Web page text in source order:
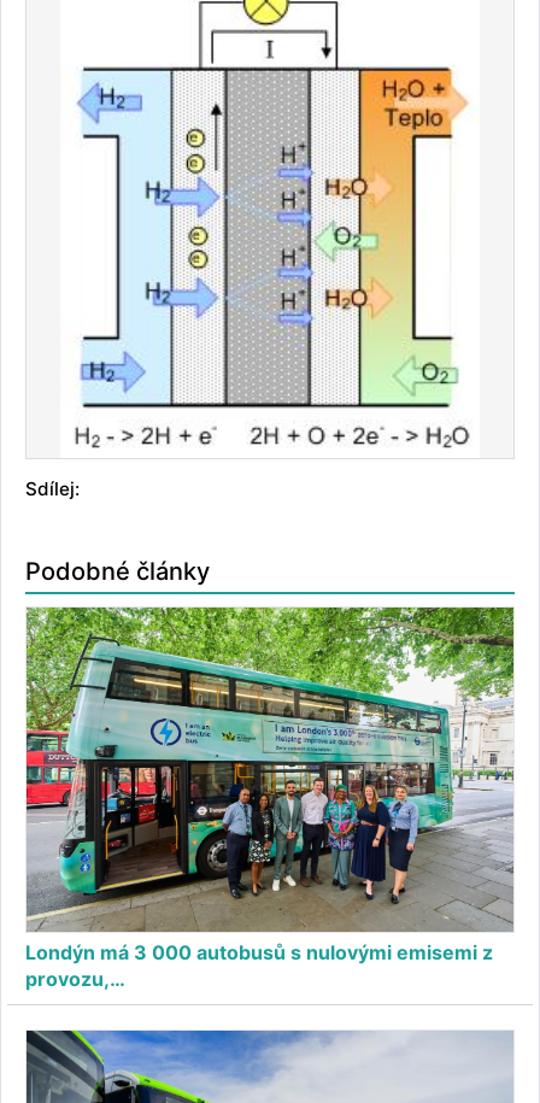
Sdílej:
Podobné články
Londýn má 3 000 autobusů s nulovými emisemi z
provozu,…